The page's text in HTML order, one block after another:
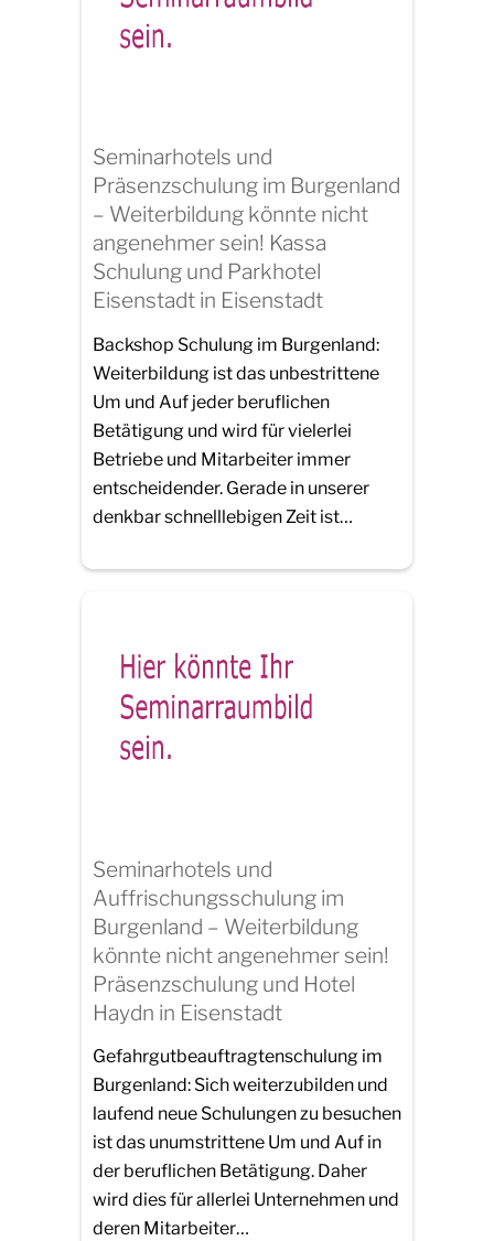
Seminarhotels und
Präsenzschulung im Burgenland
– Weiterbildung könnte nicht
angenehmer sein! Kassa
Schulung und Parkhotel
Eisenstadt in Eisenstadt
Backshop Schulung im Burgenland:
Weiterbildung ist das unbestrittene
Um und Auf jeder beruflichen
Betätigung und wird für vielerlei
Betriebe und Mitarbeiter immer
entscheidender. Gerade in unserer
denkbar schnelllebigen Zeit ist…
Seminarhotels und
Auffrischungsschulung im
Burgenland – Weiterbildung
könnte nicht angenehmer sein!
Präsenzschulung und Hotel
Haydn in Eisenstadt
Gefahrgutbeauftragtenschulung im
Burgenland: Sich weiterzubilden und
laufend neue Schulungen zu besuchen
ist das unumstrittene Um und Auf in
der beruflichen Betätigung. Daher
wird dies für allerlei Unternehmen und
deren Mitarbeiter…